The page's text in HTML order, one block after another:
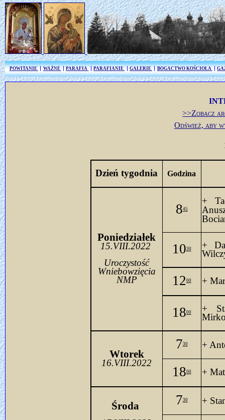
POWITANIE WAŻNE PARAFIA PARAFIANIE GALERIE BOGACTWO KOŚCIOŁA
>>Zobacz
Odśwież, aby
Dzień tygodnia Godzina
Poniedziałek
15.VIII.2022
Uroczystość
Wniebowzięcia
NMP
845
+
1030
+
1200 +
1800
+
Wtorek
16.VIII.2022
730 +
1800 +
Środa 730 +